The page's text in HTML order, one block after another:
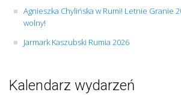
Agnieszka Chylińska w Rumi! Letnie Granie
wolny!
Jarmark Kaszubski Rumia 2026
Kalendarz wydarzeń